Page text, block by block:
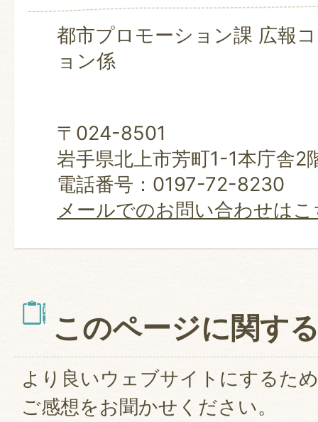
都市プロモーション課 広報
ョン係
〒024-8501
岩手県北上市芳町1-1本庁舎2
電話番号：0197-72-8230
メールでのお問い合わせは
このページに関す
より良いウェブサイトにするた
ご感想をお聞かせください。